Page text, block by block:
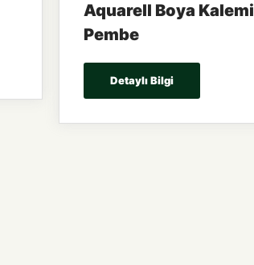
Aquarell Boya Kalemi
Pembe
Detaylı Bilgi